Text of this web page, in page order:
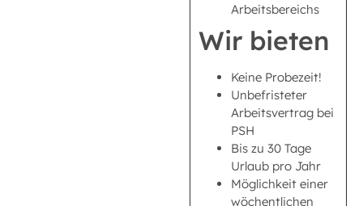
Arbeitsbereichs
Wir bieten
Keine Probezeit!
Unbefristeter
Arbeitsvertrag bei
PSH
Bis zu 30 Tage
Urlaub pro Jahr
Möglichkeit einer
wöchentlichen